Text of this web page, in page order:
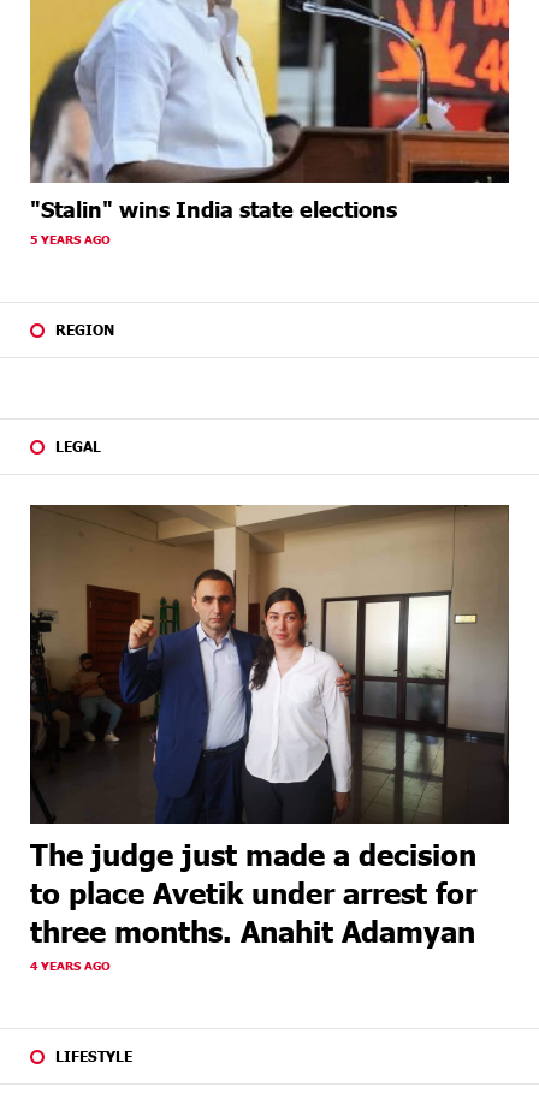
"Stalin" wins India state elections
5 YEARS AGO
REGION
LEGAL
The judge just made a decision
to place Avetik under arrest for
three months. Anahit Adamyan
4 YEARS AGO
LIFESTYLE